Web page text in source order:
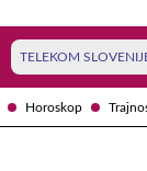
Horoskop
TELEKOM